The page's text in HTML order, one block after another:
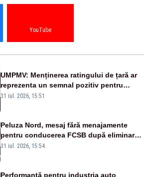
YouTube
UMPMV: Menținerea ratingului de țară ar
reprezenta un semnal pozitiv pentru
România. Autoritățile trebuie să continue
31 iul. 2026, 15:51
Peluza Nord, mesaj fără menajamente
pentru conducerea FCSB după eliminarea
rușinoasă din Conference League
31 iul. 2026, 15:54
Performanță pentru industria auto